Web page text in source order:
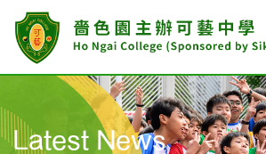
Latest News